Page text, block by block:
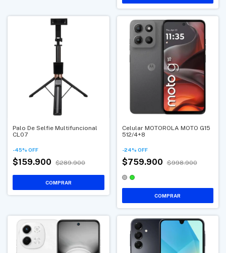
Palo De Selfie Multifuncional
CL07
-45% OFF
$159.900 $289.900
Celular MOTOROLA MOTO G15
512/4+8
-24% OFF
$759.900 $998.900
COMPRAR